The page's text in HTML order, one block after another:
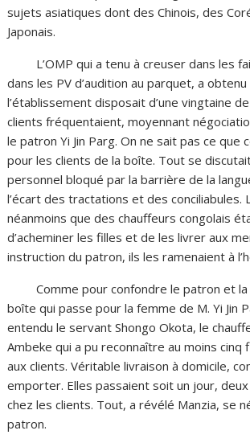
sujets asiatiques dont des Chinois, des
Japonais.
L’OMP qui a tenu à creuser dans les
dans les PV d’audition au parquet, a
l’établissement disposait d’une vingtaine
clients fréquentaient, moyennant
le patron Yi Jin Parg. On ne sait pas ce que
pour les clients de la boîte. Tout se
personnel bloqué par la barrière de la
l’écart des tractations et des conciliabules.
néanmoins que des chauffeurs congolais
d’acheminer les filles et de les livrer aux
instruction du patron, ils les ramenaient à
Comme pour confondre le patron et la
boîte qui passe pour la femme de M. Yi Jin
entendu le servant Shongo Okota, le
Ambeke qui a pu reconnaître au moins cinq
aux clients. Véritable livraison à domicile,
emporter. Elles passaient soit un jour,
chez les clients. Tout, a révélé Manzia, se
patron.